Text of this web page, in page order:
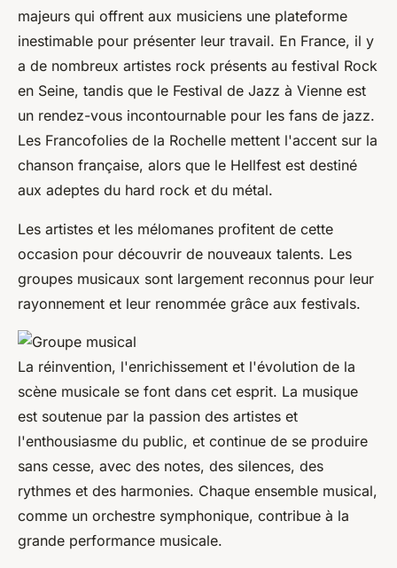
majeurs qui offrent aux musiciens une plateforme
inestimable pour présenter leur travail. En France, il y
a de nombreux artistes rock présents au festival Rock
en Seine, tandis que le Festival de Jazz à Vienne est
un rendez-vous incontournable pour les fans de jazz.
Les Francofolies de la Rochelle mettent l'accent sur la
chanson française, alors que le Hellfest est destiné
aux adeptes du hard rock et du métal.
Les artistes et les mélomanes profitent de cette
occasion pour découvrir de nouveaux talents. Les
groupes musicaux sont largement reconnus pour leur
rayonnement et leur renommée grâce aux festivals.
La réinvention, l'enrichissement et l'évolution de la
scène musicale se font dans cet esprit. La musique
est soutenue par la passion des artistes et
l'enthousiasme du public, et continue de se produire
sans cesse, avec des notes, des silences, des
rythmes et des harmonies. Chaque ensemble musical,
comme un orchestre symphonique, contribue à la
grande performance musicale.